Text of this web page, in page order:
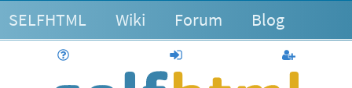
SELFHTML Wiki Forum Blog
anmelden